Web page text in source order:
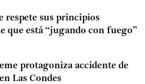
respete sus principios
que está “jugando con fuego”
protagoniza accidente de
Las Condes